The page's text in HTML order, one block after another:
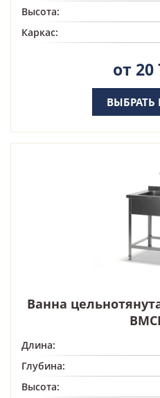
Высота:
Каркас:
от 20
Ванна
Длина:
Глубина:
Высота: